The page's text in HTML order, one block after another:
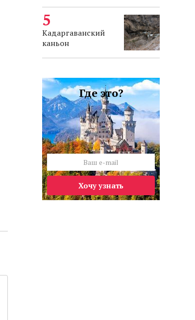
Кадаргаванский
каньон
Где это?
Хочу узнать